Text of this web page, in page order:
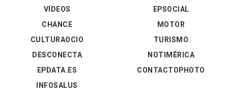
VÍDEOS
EPSOCIAL
CHANCE
CULTURAOCIO
DESCONECTA
EPDATA.ES
INFOSALUS
MOTOR
TURISMO
NOTIMÉRICA
CONTACTOPHOTO